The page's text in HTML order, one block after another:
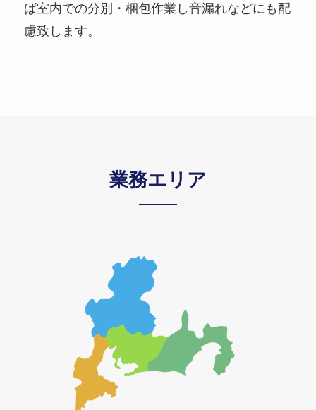
ば室内での分別・梱包作業し音漏れなどにも配
慮致します。
業務エリア